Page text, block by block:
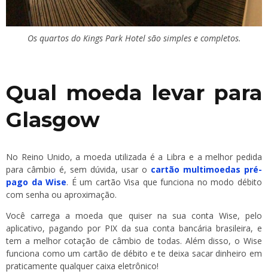
Os quartos do Kings Park Hotel são simples e completos.
Qual moeda levar para
Glasgow
No Reino Unido, a moeda utilizada é a Libra e a melhor pedida
para câmbio é, sem dúvida, usar o cartão multimoedas pré-
pago da Wise. É um cartão Visa que funciona no modo débito
com senha ou aproximação.
Você carrega a moeda que quiser na sua conta Wise, pelo
aplicativo, pagando por PIX da sua conta bancária brasileira, e
tem a melhor cotação de câmbio de todas. Além disso, o Wise
funciona como um cartão de débito e te deixa sacar dinheiro em
praticamente qualquer caixa eletrônico!